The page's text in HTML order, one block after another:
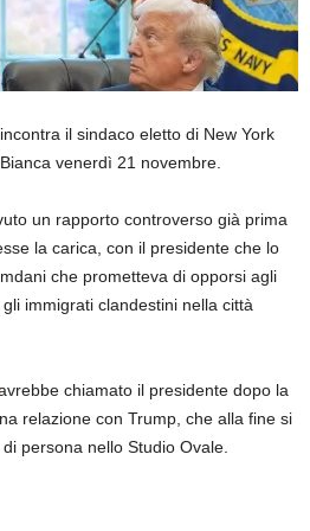
il sindaco eletto di New York
venerdì 21 novembre.
un rapporto controverso già prima
la carica, con il presidente che lo
che prometteva di opporsi agli
immigrati clandestini nella città
chiamato il presidente dopo la
relazione con Trump, che alla fine si
persona nello Studio Ovale.